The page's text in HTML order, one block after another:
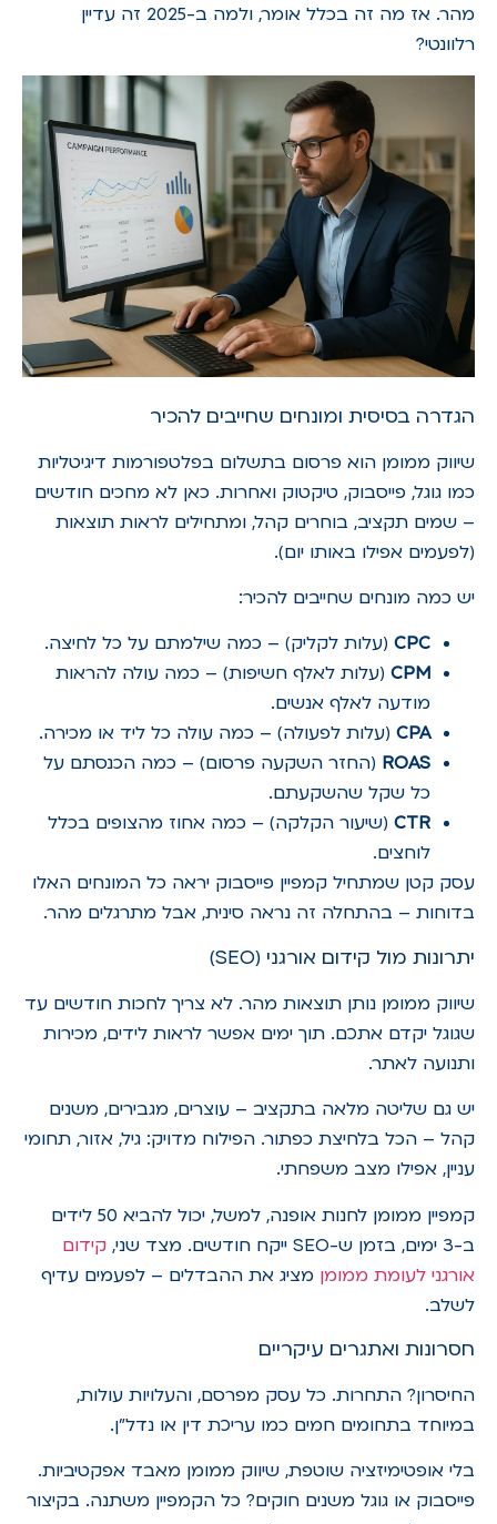
מהר. אז מה זה בכלל אומר, ולמה ב-2025 זה עדיין
רלוונטי?
הגדרה בסיסית ומונחים שחייבים להכיר
שיווק ממומן הוא פרסום בתשלום בפלטפורמות דיגיטליות
כמו גוגל, פייסבוק, טיקטוק ואחרות. כאן לא מחכים חודשים
– שמים תקציב, בוחרים קהל, ומתחילים לראות תוצאות
(לפעמים אפילו באותו יום).
יש כמה מונחים שחייבים להכיר:
CPC (עלות לקליק) – כמה שילמתם על כל לחיצה.
CPM (עלות לאלף חשיפות) – כמה עולה להראות
מודעה לאלף אנשים.
CPA (עלות לפעולה) – כמה עולה כל ליד או מכירה.
ROAS (החזר השקעה פרסום) – כמה הכנסתם על
כל שקל שהשקעתם.
CTR (שיעור הקלקה) – כמה אחוז מהצופים בכלל
לוחצים.
עסק קטן שמתחיל קמפיין פייסבוק יראה כל המונחים האלו
בדוחות – בהתחלה זה נראה סינית, אבל מתרגלים מהר.
יתרונות מול קידום אורגני (SEO)
שיווק ממומן נותן תוצאות מהר. לא צריך לחכות חודשים עד
שגוגל יקדם אתכם. תוך ימים אפשר לראות לידים, מכירות
ותנועה לאתר.
יש גם שליטה מלאה בתקציב – עוצרים, מגבירים, משנים
קהל – הכל בלחיצת כפתור. הפילוח מדויק: גיל, אזור, תחומי
עניין, אפילו מצב משפחתי.
קמפיין ממומן לחנות אופנה, למשל, יכול להביא 50 לידים
ב-3 ימים, בזמן ש-SEO ייקח חודשים. מצד שני,
קידום
אורגני לעומת ממומן מציג את ההבדלים – לפעמים עדיף
לשלב.
חסרונות ואתגרים עיקריים
החיסרון? התחרות. כל עסק מפרסם, והעלויות עולות,
במיוחד בתחומים חמים כמו עריכת דין או נדל"ן.
בלי אופטימיזציה שוטפת, שיווק ממומן מאבד אפקטיביות.
פייסבוק או גוגל משנים חוקים? כל הקמפיין משתנה. בקיצור